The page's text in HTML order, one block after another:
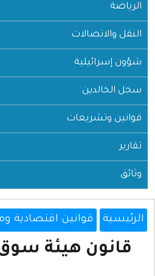
الرياضة
النقل والاتصالات
شؤون إسرائيلية
سجل الخالدين
قوانين وتشريعات
تقارير
وثائق
الرئيسية قوانين اقتصادية
قانون هيئة